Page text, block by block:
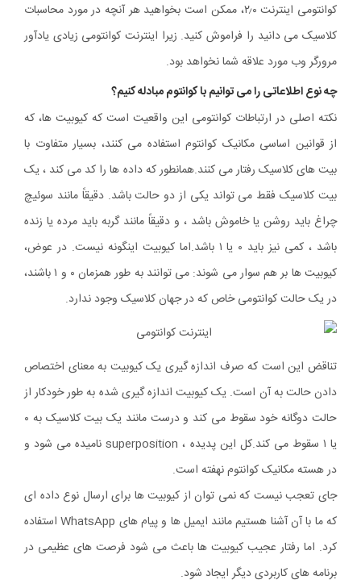
کوانتومی اینترنت ۲٫۰، ممکن است بخواهید هر آنچه در مورد محاسبات
کلاسیک می دانید را فراموش کنید. زیرا اینترنت کوانتومی زیادی یادآور
مرورگر وب مورد علاقه شما نخواهد بود.
چه نوع اطلاعاتی را می توانیم با کوانتوم مبادله کنیم؟
نکته اصلی در ارتباطات کوانتومی این واقعیت است که کیوبیت ها، که
از قوانین اساسی مکانیک کوانتوم استفاده می کنند، بسیار متفاوت با
بیت های کلاسیک رفتار می کنند.همانطور که داده ها را کد می کند ، یک
بیت کلاسیک فقط می تواند یکی از دو حالت باشد. دقیقاً مانند سوئیچ
چراغ باید روشن یا خاموش باشد ، و دقیقاً مانند گربه باید مرده یا زنده
باشد ، کمی نیز باید ۰ یا ۱ باشد.
اما کیوبیت اینگونه نیست. در عوض،
کیوبیت ها بر هم سوار می شوند: می توانند به طور همزمان ۰ و ۱ باشند،
در یک حالت کوانتومی خاص که در جهان کلاسیک وجود ندارد.
تناقض این است که صرف اندازه گیری یک کیوبیت به معنای اختصاص
دادن حالت به آن است. یک کیوبیت اندازه گیری شده به طور خودکار از
حالت دوگانه خود سقوط می کند و درست مانند یک بیت کلاسیک به ۰
یا ۱ سقوط می کند.
کل این پدیده ، superposition نامیده می شود و
در هسته مکانیک کوانتوم نهفته است.
جای تعجب نیست که نمی توان از کیوبیت ها برای ارسال نوع داده ای
که ما با آن آشنا هستیم مانند ایمیل ها و پیام های WhatsApp استفاده
کرد. اما رفتار عجیب کیوبیت ها باعث می شود فرصت های عظیمی در
برنامه های کاربردی دیگر ایجاد شود.